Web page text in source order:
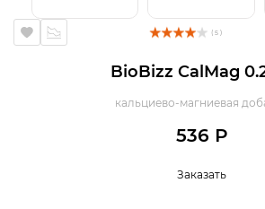
( 5 )
BioBizz CalMag
кальциево-магниевая
536 Р
Заказать